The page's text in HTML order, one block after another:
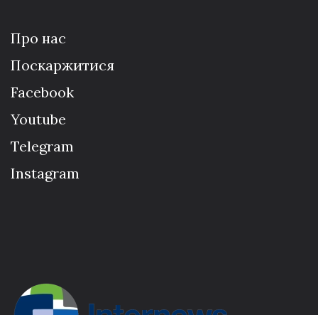
Про нас
Поскаржитися
Facebook
Youtube
Telegram
Instagram